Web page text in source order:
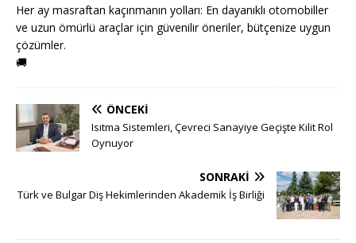
Her ay masraftan kaçınmanın yolları: En dayanıklı otomobiller
ve uzun ömürlü araçlar için güvenilir öneriler, bütçenize uygun
çözümler.
🚚
ÖNCEKI
Isıtma Sistemleri, Çevreci Sanayiye Geçişte Kilit Rol
Oynuyor
SONRAKI
Türk ve Bulgar Diş Hekimlerinden Akademik İş Birliği